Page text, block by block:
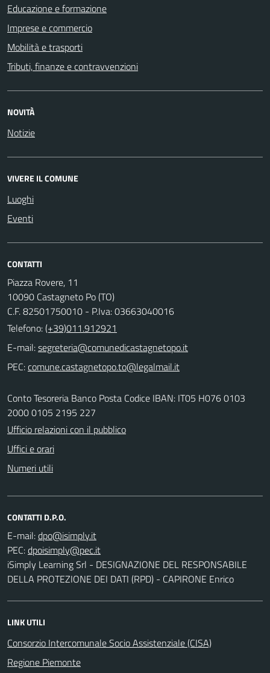
Educazione e formazione
Imprese e commercio
Mobilità e trasporti
Tributi, finanze e contravvenzioni
NOVITÀ
Notizie
VIVERE IL COMUNE
Luoghi
Eventi
CONTATTI
Piazza Rovere, 11
10090 Castagneto Po (TO)
C.F. 82501750010 - P.Iva: 03663040016
Telefono:(+39)011.912921
E-mail:
PEC:
Conto Tesoreria Banco Posta Codice IBAN: IT05 H076 0103
2000 0105 2195 227
Ufficio relazioni con il pubblico
Uffici e orari
Numeri utili
CONTATTI D.P.O.
E-mail:
PEC:
iSimply Learning Srl - DESIGNAZIONE DEL RESPONSABILE
DELLA PROTEZIONE DEI DATI (RPD) - CAPIRONE Enrico
LINK UTILI
Consorzio Intercomunale Socio Assistenziale (CISA)
Regione Piemonte